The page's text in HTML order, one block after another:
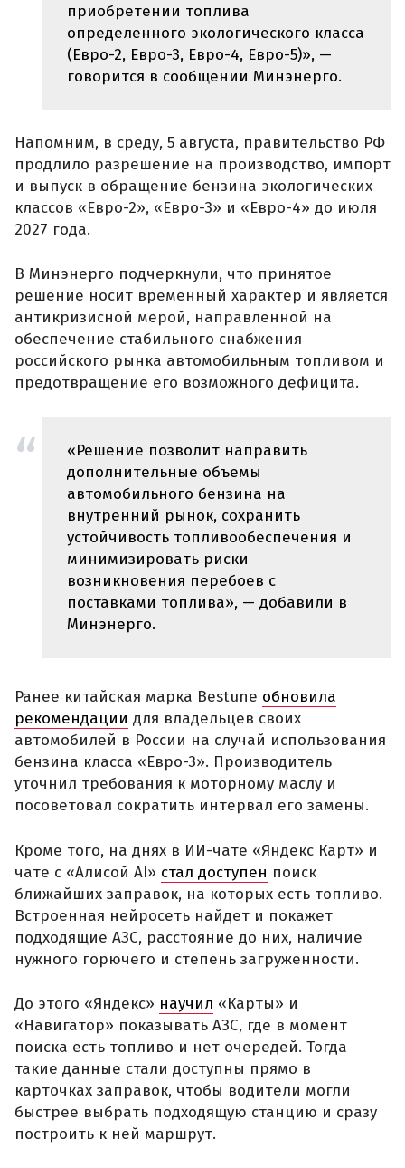
приобретении топлива
определенного экологического класса
(Евро-2, Евро-3, Евро-4, Евро-5)», —
говорится в сообщении Минэнерго.
Напомним, в среду, 5 августа, правительство РФ
продлило разрешение на производство, импорт
и выпуск в обращение бензина экологических
классов «Евро-2», «Евро-3» и «Евро-4» до июля
2027 года.
В Минэнерго подчеркнули, что принятое
решение носит временный характер и является
антикризисной мерой, направленной на
обеспечение стабильного снабжения
российского рынка автомобильным топливом и
предотвращение его возможного дефицита.
«Решение позволит направить
дополнительные объемы
автомобильного бензина на
внутренний рынок, сохранить
устойчивость топливообеспечения и
минимизировать риски
возникновения перебоев с
поставками топлива», — добавили в
Минэнерго.
Ранее китайская марка Bestune обновила
рекомендации для владельцев своих
автомобилей в России на случай использования
бензина класса «Евро-3». Производитель
уточнил требования к моторному маслу и
посоветовал сократить интервал его замены.
Кроме того, на днях в ИИ-чате «Яндекс Карт» и
чате с «Алисой AI» стал доступен поиск
ближайших заправок, на которых есть топливо.
Встроенная нейросеть найдет и покажет
подходящие АЗС, расстояние до них, наличие
нужного горючего и степень загруженности.
До этого «Яндекс» научил «Карты» и
«Навигатор» показывать АЗС, где в момент
поиска есть топливо и нет очередей. Тогда
такие данные стали доступны прямо в
карточках заправок, чтобы водители могли
быстрее выбрать подходящую станцию и сразу
построить к ней маршрут.